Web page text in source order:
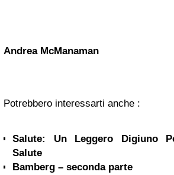
Andrea McManaman
Potrebbero interessarti anche :
Salute: Un Leggero Digiuno
Salute
Bamberg – seconda parte